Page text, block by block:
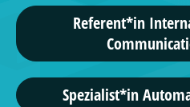
Referent*in
Spezialist*in